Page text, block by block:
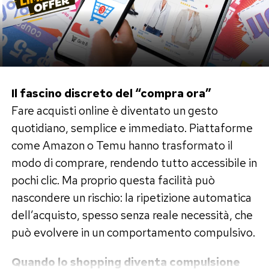
Post Views: 613
I vip rilanciano il trend
Come sempre, anche la moda ha fatto il resto.
Negli ultimi mesi star internazionali come
state fotografate con i classici auricolari bianchi
col filo bene in vista.
Un dettaglio che fino a poco tempo fa sarebbe
sembrato trascurato oggi è diventato una
precisa dichiarazione estetica.
Anche Zoë Kravitz ha sintetizzato
perfettamente il sentimento generale durante
un podcast: “Il Bluetooth non funziona”.
Il fascino discreto del “compra ora”
Fare acquisti online è diventato un gesto
quotidiano, semplice e immediato. Piattaforme
come Amazon o Temu hanno trasformato il
modo di comprare, rendendo tutto accessibile in
pochi clic. Ma proprio questa facilità può
nascondere un rischio: la ripetizione automatica
dell’acquisto, spesso senza reale necessità, che
può evolvere in un comportamento compulsivo.
Quando lo shopping diventa compulsione